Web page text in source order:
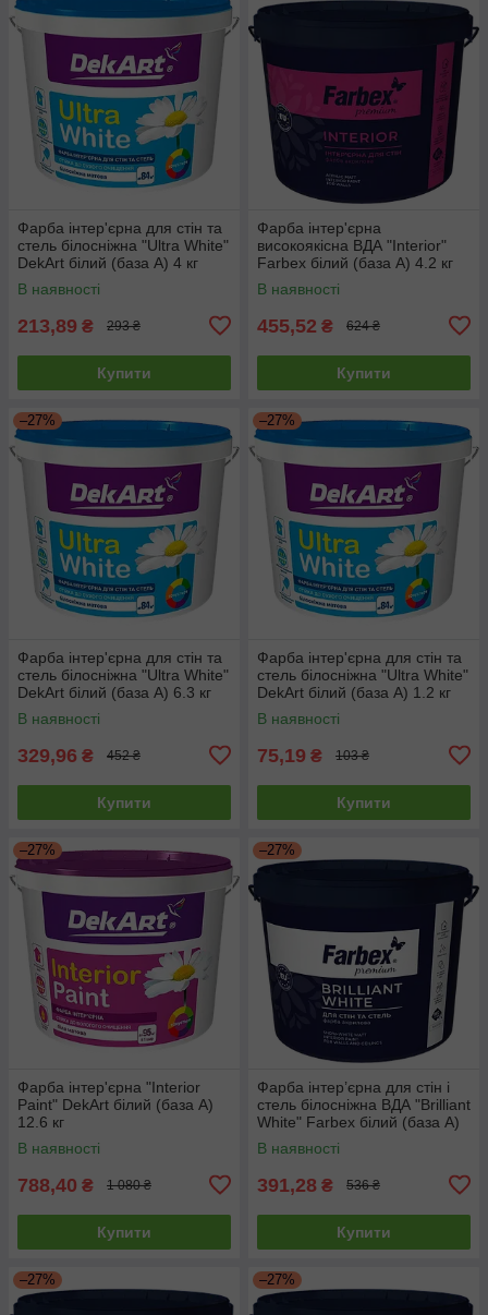
Фарба інтер'єрна для стін та
стель білосніжна "Ultra White"
DekArt білий (база А) 4 кг
В наявності
213,89 ₴ 293 ₴
Купити
Фарба інтер'єрна
високоякісна ВДА "Interior"
Farbex білий (база А) 4.2 кг
В наявності
455,52 ₴ 624 ₴
Купити
–27%
Фарба інтер'єрна для стін та
стель білосніжна "Ultra White"
DekArt білий (база А) 6.3 кг
В наявності
329,96 ₴ 452 ₴
Купити
–27%
Фарба інтер'єрна для стін та
стель білосніжна "Ultra White"
DekArt білий (база А) 1.2 кг
В наявності
75,19 ₴ 103 ₴
Купити
–27%
Фарба інтер'єрна "Interior
Paint" DekArt білий (база А)
12.6 кг
В наявності
788,40 ₴ 1 080 ₴
Купити
–27%
Фарба інтер’єрна для стін і
стель білосніжна ВДА "Brilliant
White" Farbex білий (база А)
4.2 кг
В наявності
391,28 ₴ 536 ₴
Купити
–27% –27%